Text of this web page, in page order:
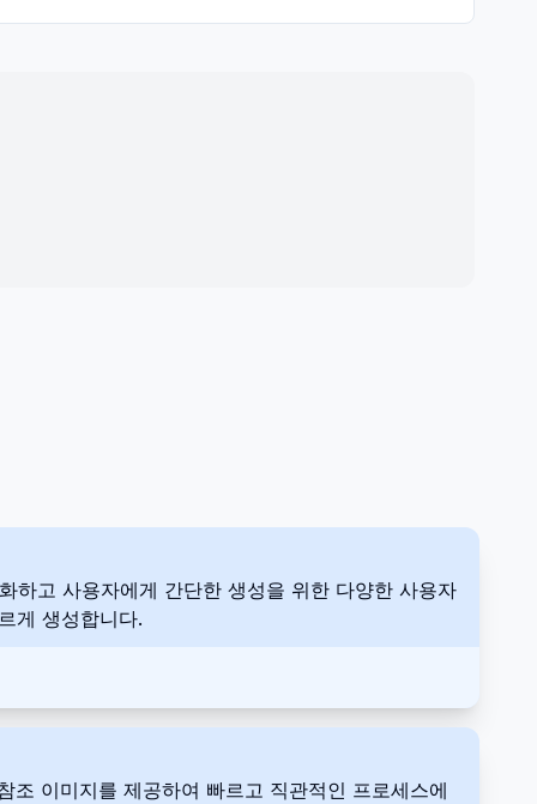
하고 사용자에게 간단한 생성을 위한 다양한 사용자
게 생성합니다.
이미지를 제공하여 빠르고 직관적인 프로세스에